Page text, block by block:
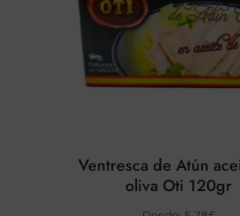
Ventresca de Atún
oliva Oti 120gr